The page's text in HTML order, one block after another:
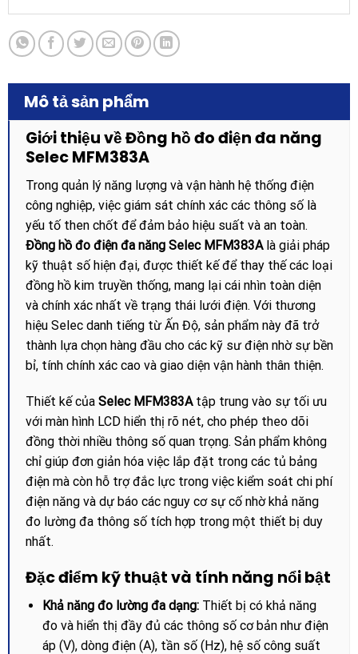
Mô tả sản phẩm
Giới thiệu về Đồng hồ đo điện đa năng
Selec MFM383A
Trong quản lý năng lượng và vận hành hệ thống điện
công nghiệp, việc giám sát chính xác các thông số là
yếu tố then chốt để đảm bảo hiệu suất và an toàn.
Đồng hồ đo điện đa năng Selec MFM383Alà giải pháp
kỹ thuật số hiện đại, được thiết kế để thay thế các loại
đồng hồ kim truyền thống, mang lại cái nhìn toàn diện
và chính xác nhất về trạng thái lưới điện. Với thương
hiệu Selec danh tiếng từ Ấn Độ, sản phẩm này đã trở
thành lựa chọn hàng đầu cho các kỹ sư điện nhờ sự bền
bỉ, tính chính xác cao và giao diện vận hành thân thiện.
Thiết kế của Selec MFM383Atập trung vào sự tối ưu
với màn hình LCD hiển thị rõ nét, cho phép theo dõi
đồng thời nhiều thông số quan trọng. Sản phẩm không
chỉ giúp đơn giản hóa việc lắp đặt trong các tủ bảng
điện mà còn hỗ trợ đắc lực trong việc kiểm soát chi phí
điện năng và dự báo các nguy cơ sự cố nhờ khả năng
đo lường đa thông số tích hợp trong một thiết bị duy
nhất.
Đặc điểm kỹ thuật và tính năng nổi bật
Khả năng đo lường đa dạng:Thiết bị có khả năng
đo và hiển thị đầy đủ các thông số cơ bản như điện
áp (V), dòng điện (A), tần số (Hz), hệ số công suất